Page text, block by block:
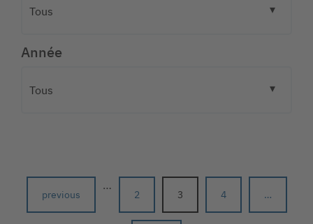
Année
previous
…
2 3 4 …